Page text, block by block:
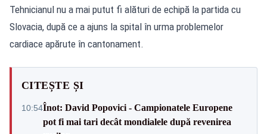
Tehnicianul nu a mai putut fi alături de echipă la partida cu
Slovacia, după ce a ajuns la spital în urma problemelor
cardiace apărute în cantonament.
CITEȘTE ȘI
10:54Înot: David Popovici - Campionatele Europene
pot fi mai tari decât mondialele după revenirea